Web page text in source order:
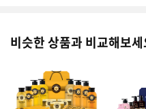
비슷한 상품과 비교해보세